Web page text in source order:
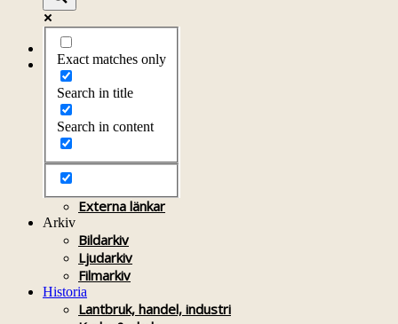
Exact matches only
Search in title
Search in content
Startsida
Om föreningen
Årsprogram
Kontakt
Styrelsen
Litteratur
Externa länkar
Arkiv
Bildarkiv
Ljudarkiv
Filmarkiv
Historia
Lantbruk, handel, industri